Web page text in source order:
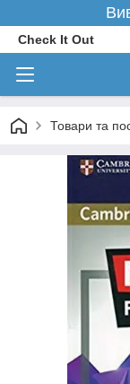
Check It Out
Товари та